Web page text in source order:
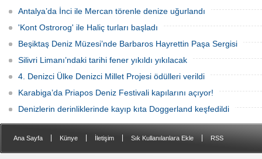
Antalya’da İnci ile Mercan törenle denize uğurlandı
'Kont Ostrorog' ile Haliç turları başladı
Beşiktaş Deniz Müzesi’nde Barbaros Hayrettin Paşa Sergisi
Silivri Limanı’ndaki tarihi fener yıkıldı yıkılacak
4. Denizci Ülke Denizci Millet Projesi ödülleri verildi
Karabiga’da Priapos Deniz Festivali kapılarını açıyor!
Denizlerin derinliklerinde kayıp kıta Doggerland keşfedildi
Ana Sayfa Künye İletişim Sık Kullanılanlara Ekle RSS